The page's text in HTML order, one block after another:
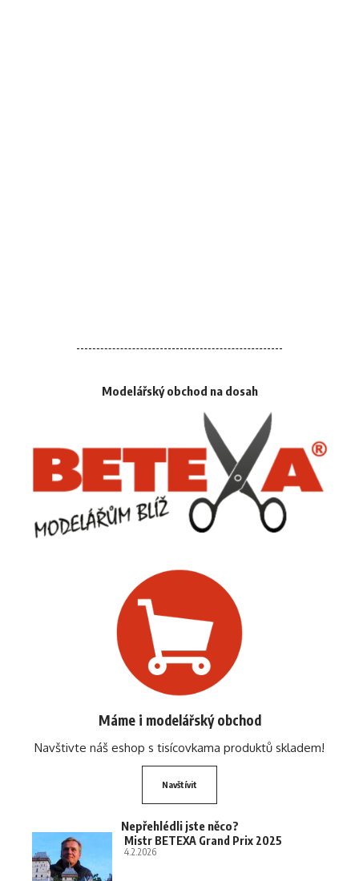
Modelářský obchod na dosah
Máme i modelářský obchod
Navštivte náš eshop s tisícovkama produktů skladem!
Navštívit
Nepřehlédli jste něco?
Mistr BETEXA Grand Prix 2025
4.2.2026